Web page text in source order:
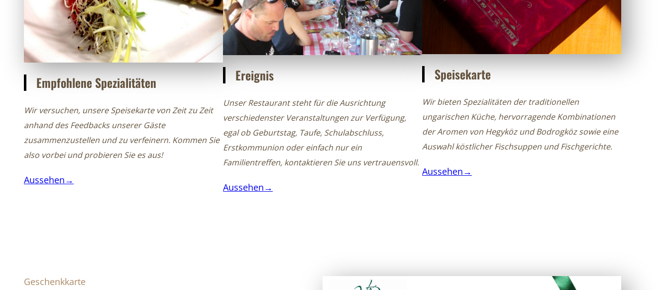
Empfohlene Spezialitäten
Wir versuchen, unsere Speisekarte von Zeit zu Zeit
anhand des Feedbacks unserer Gäste
zusammenzustellen und zu verfeinern. Kommen Sie
also vorbei und probieren Sie es aus!
Aussehen→
Ereignis
Unser Restaurant steht für die Ausrichtung
verschiedenster Veranstaltungen zur Verfügung,
egal ob Geburtstag, Taufe, Schulabschluss,
Erstkommunion oder einfach nur ein
Familientreffen, kontaktieren Sie uns vertrauensvoll.
Aussehen→
Speisekarte
Wir bieten Spezialitäten der traditionellen
ungarischen Küche, hervorragende Kombinationen
der Aromen von Hegyköz und Bodrogköz sowie eine
Auswahl köstlicher Fischsuppen und Fischgerichte.
Aussehen→
Geschenkkarte